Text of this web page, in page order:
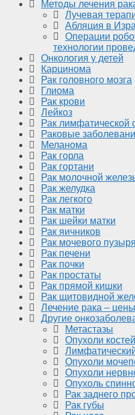
Методы лечения
Лучевая
Абляция в
Операции
технологии
Онкология у детей
Карцинома
Рак головного мозга
Глиома
Рак крови
Лейкоз
Рак лимфатической
Раковые
Меланома
Рак горла
Рак гортани
Рак молочной
Рак желудка
Рак легкого
Рак матки
Рак шейки матки
Рак яичников
Рак мочевого пузыря
Рак печени
Рак почки
Рак простаты
Рак прямой кишки
Рак щитовидной
Лечение рака – цены
Другие
Метастазы
Опухоли костей
Опухоли
Опухоли
Опухоль
Рак заднего
Рак губы